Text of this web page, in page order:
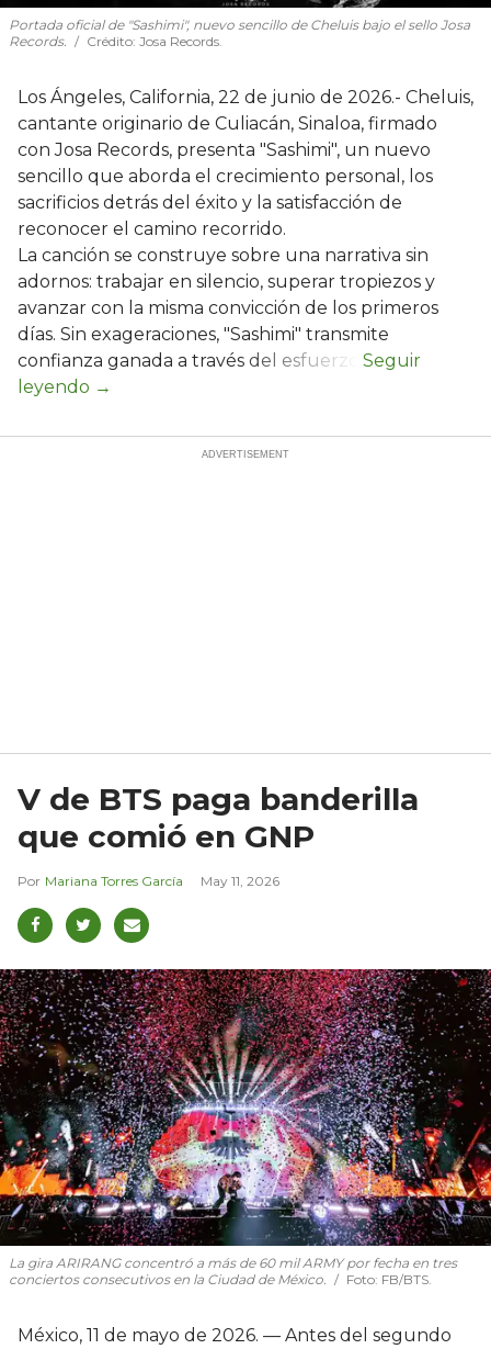
Portada oficial de "Sashimi", nuevo sencillo de Cheluis bajo el sello Josa
Records.
Crédito: Josa Records.
Los Ángeles, California, 22 de junio de 2026.- Cheluis,
cantante originario de Culiacán, Sinaloa, firmado
con Josa Records, presenta "Sashimi", un nuevo
sencillo que aborda el crecimiento personal, los
sacrificios detrás del éxito y la satisfacción de
reconocer el camino recorrido.
La canción se construye sobre una narrativa sin
adornos: trabajar en silencio, superar tropiezos y
avanzar con la misma convicción de los primeros
días. Sin exageraciones, "Sashimi" transmite
confianza ganada a través del esfuerzo.
V de BTS paga banderilla
que comió en GNP
Mariana Torres García May 11, 2026
La gira ARIRANG concentró a más de 60 mil ARMY por fecha en tres
conciertos consecutivos en la Ciudad de México.
Foto: FB/BTS.
México, 11 de mayo de 2026. — Antes del segundo